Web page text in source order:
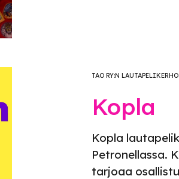
TAO RY:N LAUTAPELIKERHO
Kopla
Kopla
Petronellassa.
tarjoaa